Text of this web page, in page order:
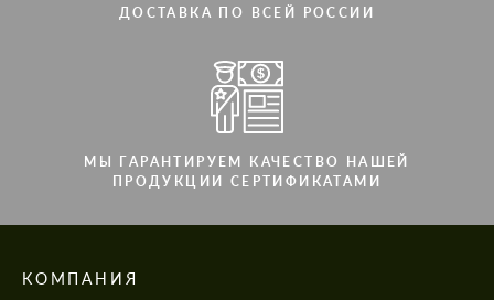
ДОСТАВКА ПО ВСЕЙ РОССИИ
МЫ ГАРАНТИРУЕМ КАЧЕСТВО НАШЕЙ
ПРОДУКЦИИ СЕРТИФИКАТАМИ
КОМПАНИЯ